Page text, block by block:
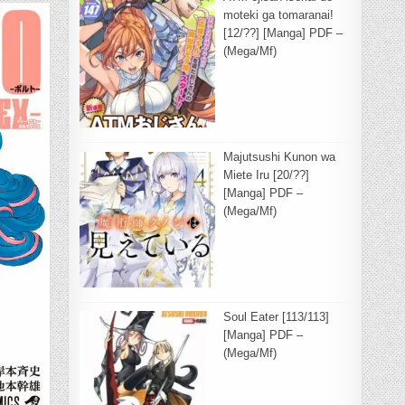
moteki ga tomaranai!
[12/??] [Manga] PDF –
(Mega/Mf)
Majutsushi Kunon wa
Miete Iru [20/??]
[Manga] PDF –
(Mega/Mf)
Soul Eater [113/113]
[Manga] PDF –
(Mega/Mf)